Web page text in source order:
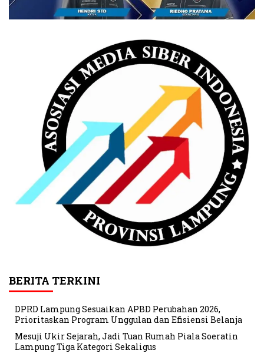
BERITA TERKINI
DPRD Lampung Sesuaikan APBD Perubahan 2026,
Prioritaskan Program Unggulan dan Efisiensi Belanja
Mesuji Ukir Sejarah, Jadi Tuan Rumah Piala Soeratin
Lampung Tiga Kategori Sekaligus